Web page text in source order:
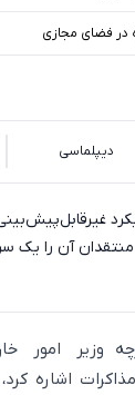
در فضای مجازی
دیپلماسی
منتقدان آن را یک
وزیر امور
اشاره